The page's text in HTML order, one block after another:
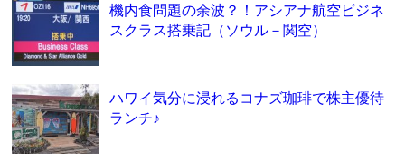
機内食問題の余波？！アシアナ航空ビジネ
スクラス搭乗記（ソウル－関空）
ハワイ気分に浸れるコナズ珈琲で株主優待
ランチ♪